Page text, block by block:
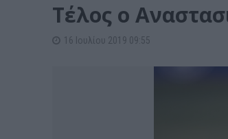
Τέλος ο
16 Ιουλίου 2019 09:55